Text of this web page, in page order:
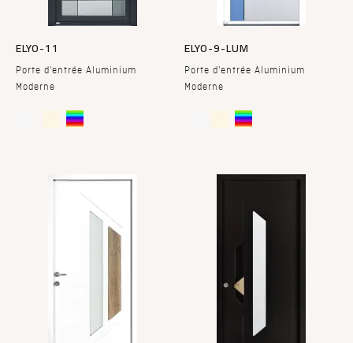
ELYO-11
Porte d'entrée Aluminium
Moderne
ELYO-9-LUM
Porte d'entrée Aluminium
Moderne